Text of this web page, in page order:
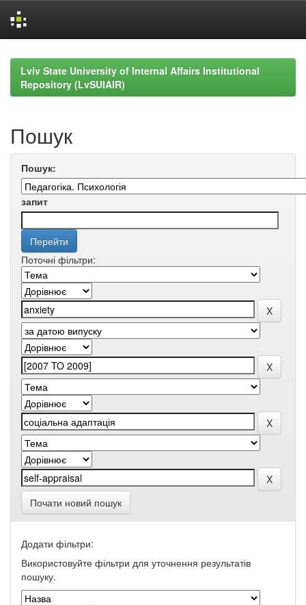
navigationLviv State University of Internal Affairs Institutional
Repository (LvSUIAIR)
Пошук
Пошук:
запит
Поточні фільтри:
Почати новий пошук
Додати фільтри:
Використовуйте фільтри для уточнення результатів
пошуку.